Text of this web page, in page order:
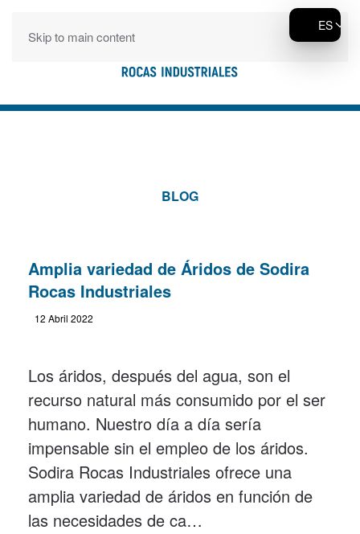
Skip to main content
BLOG
Amplia variedad de Áridos de Sodira
Rocas Industriales
12 Abril 2022
Los áridos, después del agua, son el
recurso natural más consumido por el ser
humano. Nuestro día a día sería
impensable sin el empleo de los áridos.
Sodira Rocas Industriales ofrece una
amplia variedad de áridos en función de
las necesidades de ca…
ES